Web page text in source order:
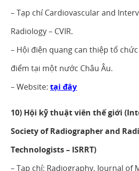
– Tạp chí Cardiovascular and
Radiology – CVIR.
– Hội điện quang can thiệp tổ
điểm tại một nước Châu Âu.
– Website:tại đây
10) Hội kỹ thuật viên thế giới
Society of Radiographer and
Technologists – ISRRT)
– Tạp chí: Radiography, Journal of